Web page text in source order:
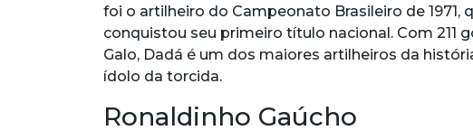
foi o artilheiro do Campeonato Brasileiro de 1971,
conquistou seu primeiro título nacional. Com 211
Galo, Dadá é um dos maiores artilheiros da
ídolo da torcida.
Ronaldinho Gaúcho